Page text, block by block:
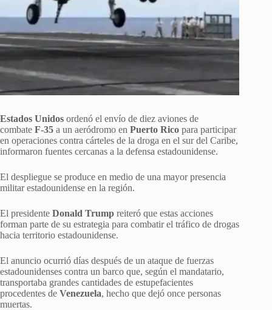
Estados Unidos ordenó el envío de diez aviones de
combate F-35 a un aeródromo en Puerto Rico para participar
en operaciones contra cárteles de la droga en el sur del Caribe,
informaron fuentes cercanas a la defensa estadounidense.
El despliegue se produce en medio de una mayor presencia
militar estadounidense en la región.
El presidente Donald Trump reiteró que estas acciones
forman parte de su estrategia para combatir el tráfico de drogas
hacia territorio estadounidense.
El anuncio ocurrió días después de un ataque de fuerzas
estadounidenses contra un barco que, según el mandatario,
transportaba grandes cantidades de estupefacientes
procedentes de Venezuela, hecho que dejó once personas
muertas.